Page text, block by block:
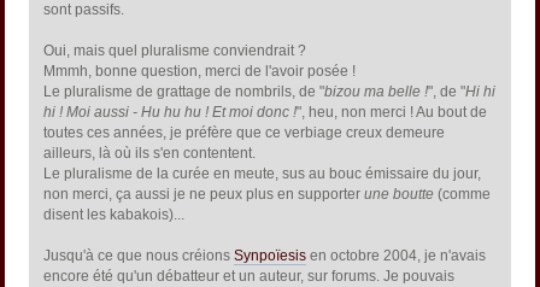
sont passifs.
Oui, mais quel pluralisme conviendrait ?
Mmmh, bonne question, merci de l'avoir posée !
Le pluralisme de grattage de nombrils, de "bizou ma belle !", de "Hi hi
hi ! Moi aussi - Hu hu hu ! Et moi donc !", heu, non merci ! Au bout de
toutes ces années, je préfère que ce verbiage creux demeure
ailleurs, là où ils s'en contentent.
Le pluralisme de la curée en meute, sus au bouc émissaire du jour,
non merci, ça aussi je ne peux plus en supporterune boutte (comme
disent les kabakois)...
Jusqu'à ce que nous créionsSynpoïesis en octobre 2004, je n'avais
encore été qu'un débatteur et un auteur, sur forums. Je pouvais